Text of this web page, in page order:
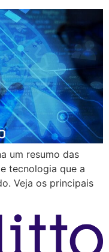
um resumo das
tecnologia que a
Veja os principais